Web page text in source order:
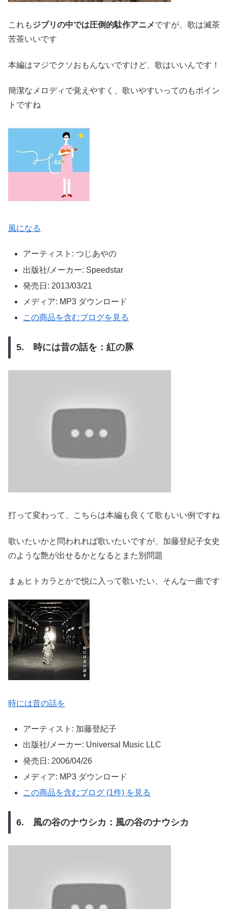
これもジブリの中では圧倒的駄作アニメですが、歌は滅茶
苦茶いいです
本編はマジでクソおもんないですけど、歌はいいんです！
簡潔なメロディで覚えやすく、歌いやすいってのもポイン
トですね
風になる
アーティスト: つじあやの
出版社/メーカー: Speedstar
発売日: 2013/03/21
メディア: MP3 ダウンロード
この商品を含むブログを見る
5. 時には昔の話を：紅の豚
打って変わって、こちらは本編も良くて歌もいい例ですね
歌いたいかと問われれば歌いたいですが、加藤登紀子女史
のような艶が出せるかとなるとまた別問題
まぁヒトカラとかで悦に入って歌いたい、そんな一曲です
時には昔の話を
アーティスト: 加藤登紀子
出版社/メーカー: Universal Music LLC
発売日: 2006/04/26
メディア: MP3 ダウンロード
この商品を含むブログ (1件) を見る
6. 風の谷のナウシカ：風の谷のナウシカ